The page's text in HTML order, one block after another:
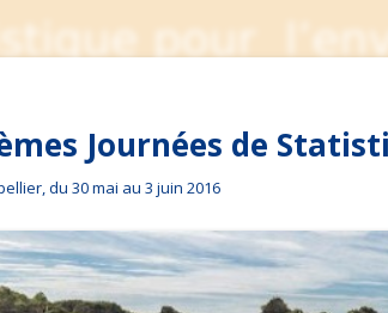
Journées de
du 30 mai au 3 juin 2016